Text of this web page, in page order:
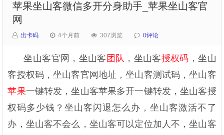
苹果坐山客微信多开分身助手_苹果坐山客官
网
出卡码 4个月前 307浏览 0评论
坐山客官网，坐山客 团队 ，坐山客授权码 ，坐山
客授权码，坐山客官网地址，坐山客测试码，坐山客
苹果一键转发 ，坐山客苹果多开一键转发，坐山客授
权码多少钱？坐山客闪退怎么办，坐山客激活不了
办，坐山客不会么，坐山客可以定位加人不，坐山客